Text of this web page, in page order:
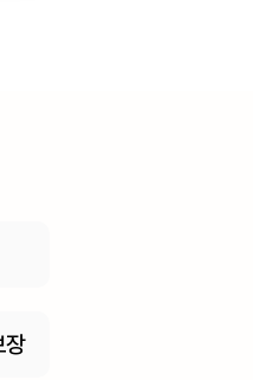
장